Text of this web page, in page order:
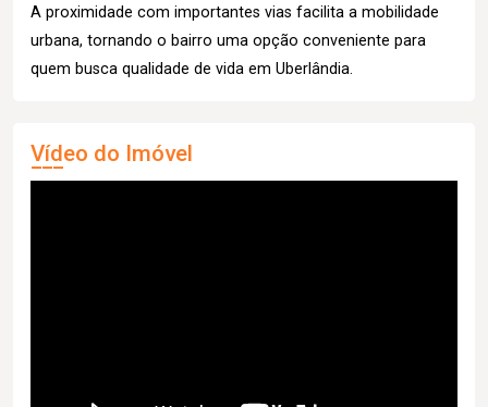
A proximidade com importantes vias facilita a mobilidade
urbana, tornando o bairro uma opção conveniente para
quem busca qualidade de vida em Uberlândia.
Vídeo do Imóvel